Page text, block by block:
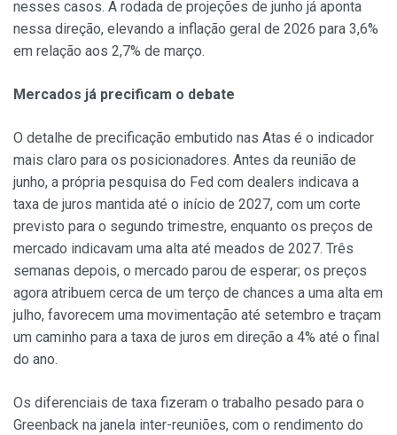
nesses casos. A rodada de projeções de junho já aponta
nessa direção, elevando a inflação geral de 2026 para 3,6%
em relação aos 2,7% de março.
Mercados já precificam o debate
O detalhe de precificação embutido nas Atas é o indicador
mais claro para os posicionadores. Antes da reunião de
junho, a própria pesquisa do Fed com dealers indicava a
taxa de juros mantida até o início de 2027, com um corte
previsto para o segundo trimestre, enquanto os preços de
mercado indicavam uma alta até meados de 2027. Três
semanas depois, o mercado parou de esperar; os preços
agora atribuem cerca de um terço de chances a uma alta em
julho, favorecem uma movimentação até setembro e traçam
um caminho para a taxa de juros em direção a 4% até o final
do ano.
Os diferenciais de taxa fizeram o trabalho pesado para o
Greenback na janela inter-reuniões, com o rendimento do